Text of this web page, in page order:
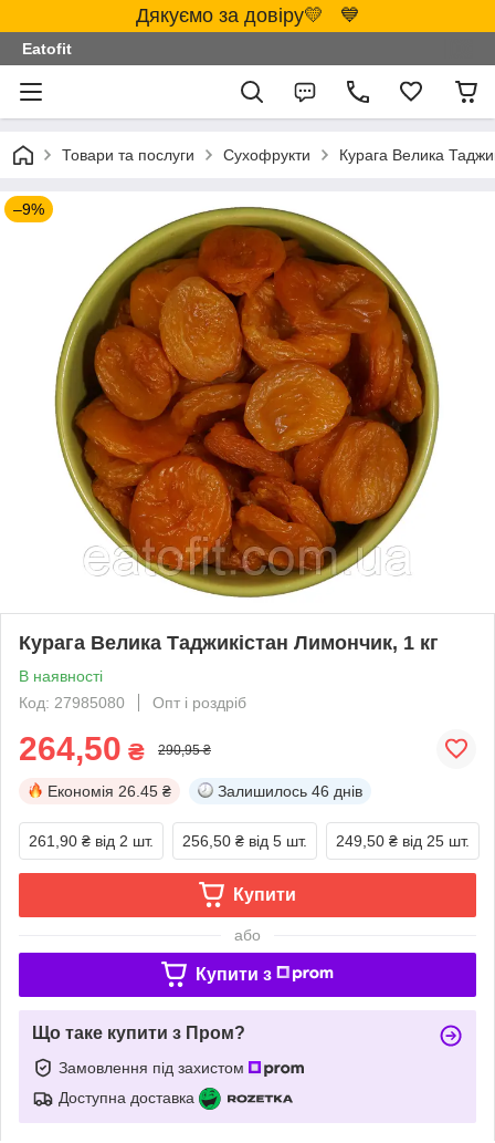
Дякуємо за довіру💛 💙
Eatofit
Товари та послуги Сухофрукти Курага Велика
–9%
Курага Велика Таджикістан Лимончик, 1 кг
В наявності
Код: 27985080
Опт і роздріб
264,50 ₴ 290,95 ₴
Економія 26.45 ₴ Залишилось 46 днів
261,90 ₴ від 2 шт. 256,50 ₴ від 5 шт. 249,50 ₴ від 25 шт.
Купити
або
Купити з
Що таке купити з Пром?
Замовлення під захистом
Доступна доставка